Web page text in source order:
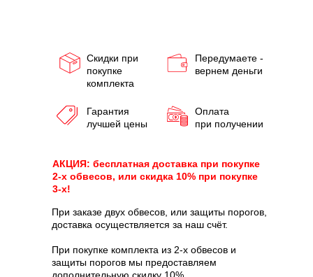
Скидки при
покупке
комплекта
Передумаете -
вернем деньги
Гарантия
лучшей цены
Оплата
при получении
АКЦИЯ: бесплатная доставка при покупке
2-х обвесов, или скидка 10% при покупке
3-х!
При заказе двух обвесов, или защиты порогов,
доставка осуществляется за наш счёт.
При покупке комплекта из 2-х обвесов и
защиты порогов мы предоставляем